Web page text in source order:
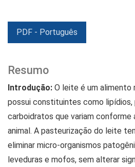
PDF - Português
Resumo
Introdução: O leite é um alimento
possui constituintes como lipídios,
carboidratos que variam conforme
animal. A pasteurização do leite
eliminar micro-organismos
leveduras e mofos, sem alterar